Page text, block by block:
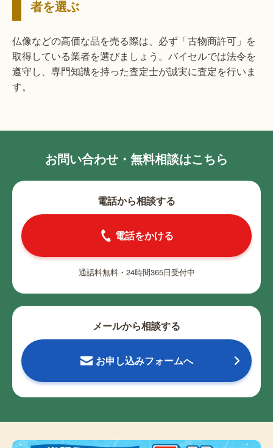
者を選ぶ
仏像などの高価な品を売る際は、必ず「古物商許可」を
取得している業者を選びましょう。バイセルでは法令を
遵守し、専門知識を持った査定士が誠実に査定を行いま
す。
お問い合わせ・無料相談はこちら
電話から相談する
電話をかける
通話料無料・24時間365日受付中
メールから相談する
お申し込みフォームへ